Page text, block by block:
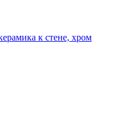
к стене, хром